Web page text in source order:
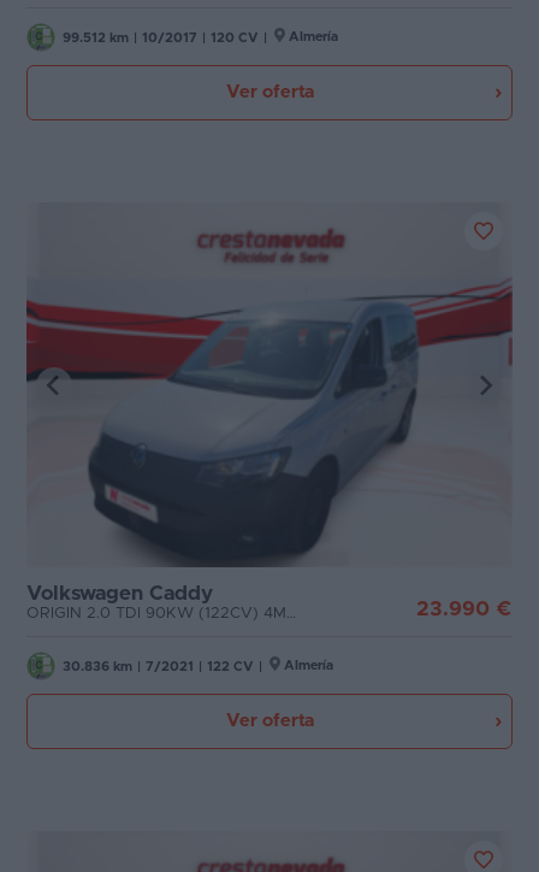
99.512 km 10/2017 120 CV Almería
Ver oferta
Volkswagen Caddy
ORIGIN 2.0 TDI 90KW (122CV) 4MOTION 23.990 €
30.836 km 7/2021 122 CV Almería
Ver oferta